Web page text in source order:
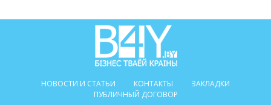
НОВОСТИ И СТАТЬИ КОНТАКТЫ
ЗАКЛАДКИ
ПУБЛИЧНЫЙ ДОГОВОР